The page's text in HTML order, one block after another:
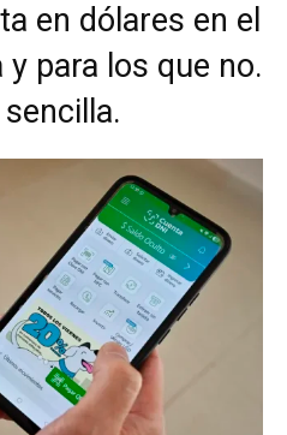
en dólares en el
para los que no.